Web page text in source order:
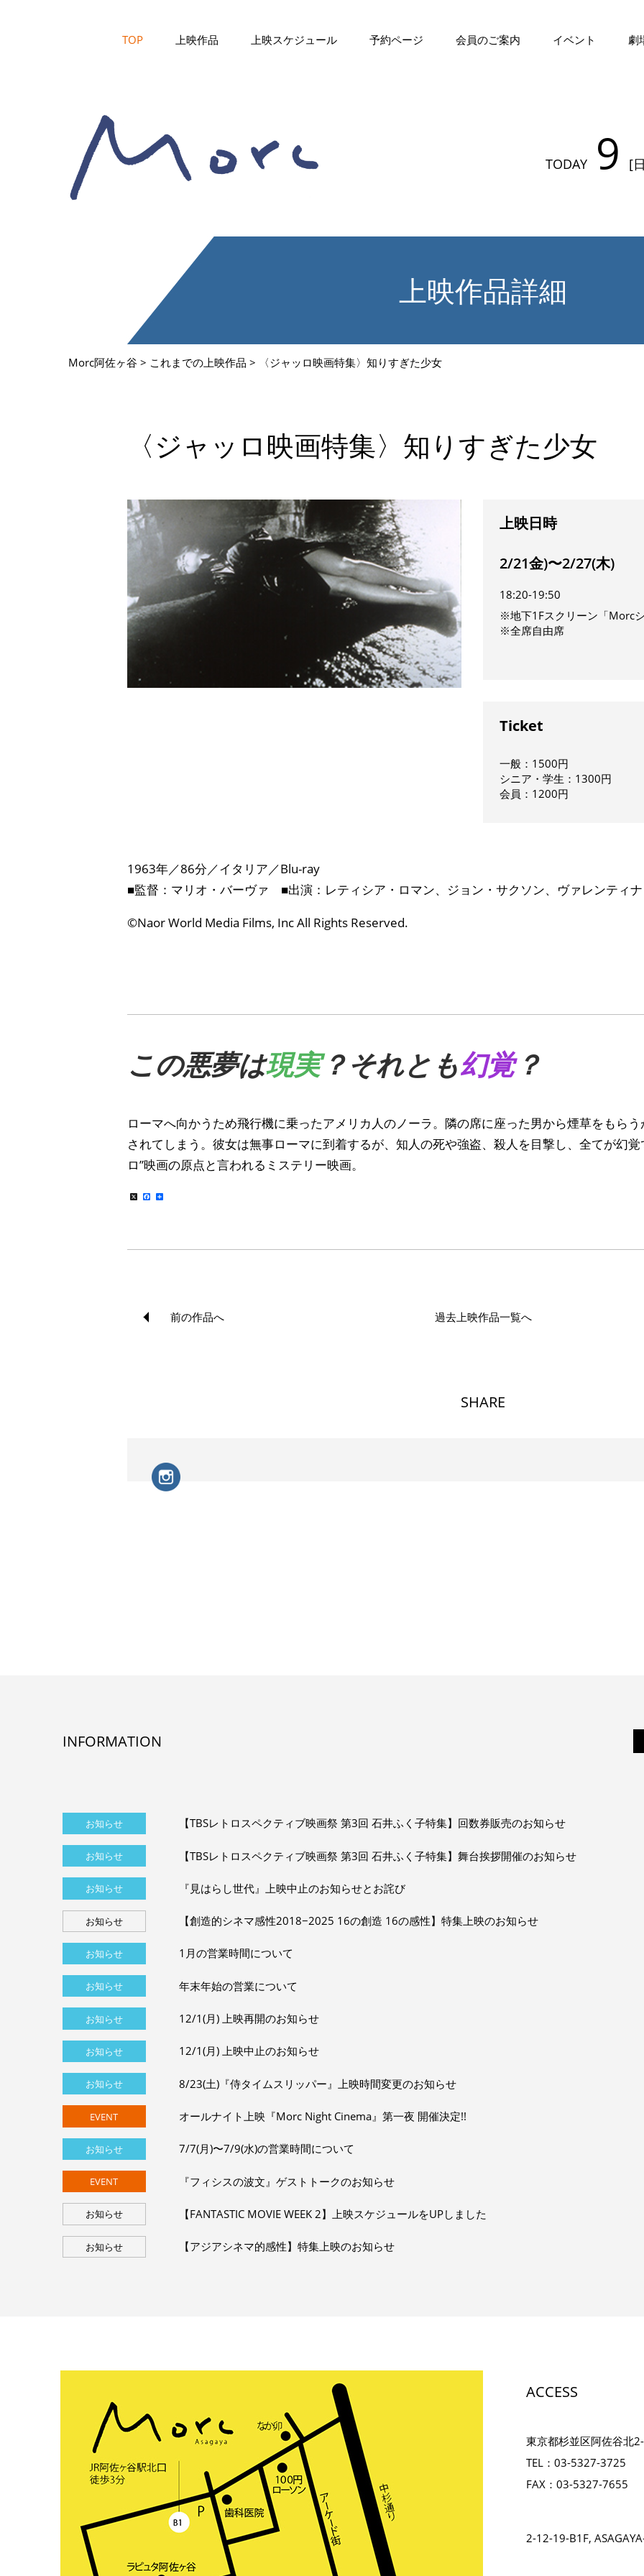
TOP 上映作品 上映スケジュール 予約ページ 会員のご案内 イベント 劇
TODAY 9 [
上映作品詳細
Morc阿佐ヶ谷 > これまでの上映作品 > 〈ジャッロ映画特集〉知りすぎた少女
〈ジャッロ映画特集〉知りすぎた少女
上映日時
2/21金)〜2/27(木)
18:20-19:50
※地下1Fスクリーン「Morc
※全席自由席
Ticket
一般：1500円
シニア・学生：1300円
会員：1200円
1963年／86分／イタリア／Blu-ray
■監督：マリオ・バーヴァ ■出演：レティシア・ロマン、ジョン・サクソン、ヴァレンティ
©︎Naor World Media Films, Inc All Rights Reserved.
この悪夢は現実？それとも幻覚？
ローマへ向かうため飛行機に乗ったアメリカ人のノーラ。隣の席に座った男から煙草をもら
されてしまう。彼女は無事ローマに到着するが、知人の死や強盗、殺人を目撃し、全てが幻
ロ”映画の原点と言われるミステリー映画。
X Facebook
前の作品へ 過去上映作品一覧へ
SHARE
INFORMATION
お知らせ 【TBSレトロスペクティブ映画祭 第3回 石井ふく子特集】回数券販売のお知らせ
お知らせ 【TBSレトロスペクティブ映画祭 第3回 石井ふく子特集】舞台挨拶開催のお知らせ
お知らせ 『見はらし世代』上映中止のお知らせとお詫び
お知らせ 【創造的シネマ感性2018−2025 16の創造 16の感性】特集上映のお知らせ
お知らせ 1月の営業時間について
お知らせ 年末年始の営業について
お知らせ 12/1(月) 上映再開のお知らせ
お知らせ 12/1(月) 上映中止のお知らせ
お知らせ 8/23(土)『侍タイムスリッパー』上映時間変更のお知らせ
EVENT オールナイト上映『Morc Night Cinema』第一夜 開催決定!!
お知らせ 7/7(月)〜7/9(水)の営業時間について
EVENT 『フィシスの波文』ゲストトークのお知らせ
お知らせ 【FANTASTIC MOVIE WEEK 2】上映スケジュールをUPしました
お知らせ 【アジアシネマ的感性】特集上映のお知らせ
ACCESS
東京都杉並区阿佐谷北
TEL：03-5327-3725
FAX：03-5327-7655
2-12-19-B1F,